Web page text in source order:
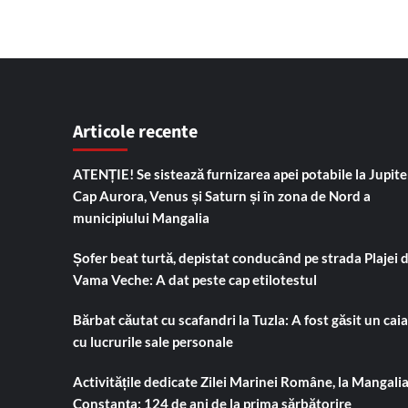
Articole recente
ATENȚIE! Se sistează furnizarea apei potabile la
Cap Aurora, Venus și Saturn și în zona de Nord a
municipiului Mangalia
Șofer beat turtă, depistat conducând pe strada Plajei
Vama Veche: A dat peste cap etilotestul
Bărbat căutat cu scafandri la Tuzla: A fost găsit un
cu lucrurile sale personale
Activitățile dedicate Zilei Marinei Române, la
Constanța: 124 de ani de la prima sărbătorire